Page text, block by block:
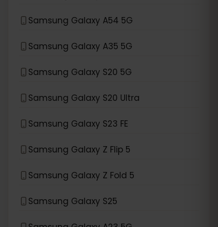
Samsung Galaxy A54 5G
Samsung Galaxy A35 5G
Samsung Galaxy S20 5G
Samsung Galaxy S20 Ultra
Samsung Galaxy S23 FE
Samsung Galaxy Z Flip 5
Samsung Galaxy Z Fold 5
Samsung Galaxy S25